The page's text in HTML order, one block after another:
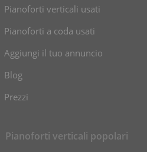
Pianoforti verticali usati
Pianoforti a coda usati
Aggiungi il tuo annuncio
Blog
Prezzi
Pianoforti verticali popolari